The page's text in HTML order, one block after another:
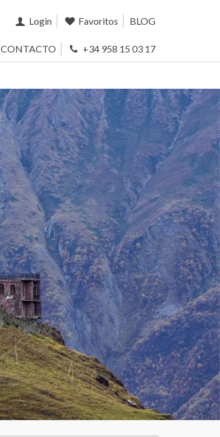
Login Favoritos BLOG
CONTACTO +34 958 15 03 17